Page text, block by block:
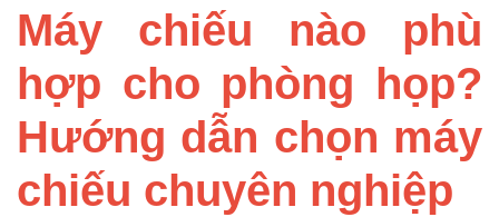
Máy chiếu nào phù
hợp cho phòng họp?
Hướng dẫn chọn máy
chiếu chuyên nghiệp